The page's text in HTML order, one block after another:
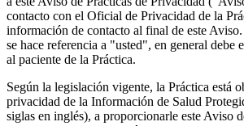
contacto con el Oficial de Privacidad de la
información de contacto al final de este
se hace referencia a "usted", en general debe
al paciente de la Práctica.
Según la legislación vigente, la Práctica está
privacidad de la Información de Salud
siglas en inglés), a proporcionarle este Aviso